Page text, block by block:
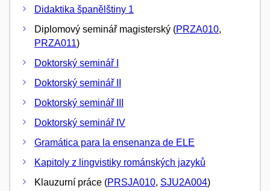
Didaktika španělštiny 1
Diplomový seminář magisterský (PRZA010,
PRZA011)
Doktorský seminář I
Doktorský seminář II
Doktorský seminář III
Doktorský seminář IV
Gramática para la ensenanza de ELE
Kapitoly z lingvistiky románských jazyků
Klauzurní práce (PRSJA010, SJU2A004)